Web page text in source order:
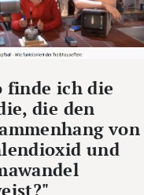
finde ich die
die den
von
und